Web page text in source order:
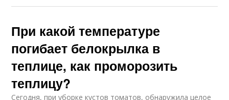
При какой температуре
погибает белокрылка в
теплице, как проморозить
теплицу?
Сегодня, при уборке кустов томатов, обнаружила целое